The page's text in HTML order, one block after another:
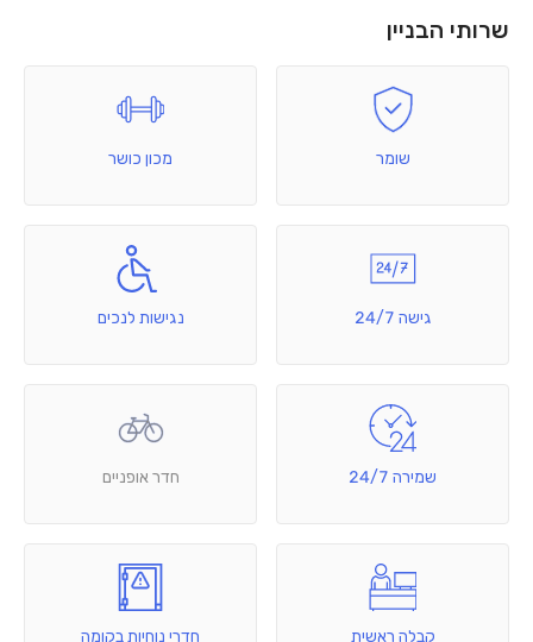
שרותי הבניין
שומר מכון כושר
גישה 24/7 נגישות לנכים
שמירה 24/7 חדר אופניים
קבלה ראשית חדרי נוחיות בקומה